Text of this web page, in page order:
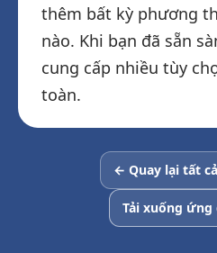
thêm bất kỳ phương
nào. Khi bạn đã sẵn
cung cấp nhiều tùy
toàn.
← Quay lại tất
Tải xuống ứng